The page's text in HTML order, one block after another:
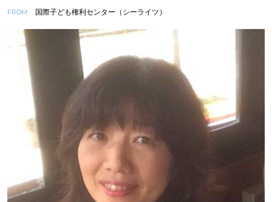
FROM 国際子ども権利センター（シーライツ）